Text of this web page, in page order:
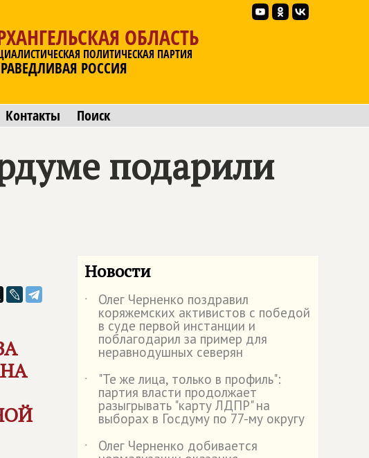
ОБЛАСТЬ
ПОЛИТИЧЕСКАЯ ПАРТИЯ
РОССИЯ
Контакты Поиск
подарили
Новости
˙ Олег Черненко поздравил
коряжемских активистов с победой
в суде первой инстанции и
поблагодарил за пример для
неравнодушных северян
˙
"Те же лица, только в профиль":
партия власти продолжает
разыгрывать "карту ЛДПР" на
выборах в Госдуму по 77-му округу
˙
Олег Черненко добивается